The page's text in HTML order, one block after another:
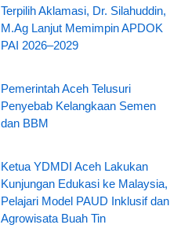
Terpilih Aklamasi, Dr. Silahuddin,
M.Ag Lanjut Memimpin APDOK
PAI 2026–2029
Pemerintah Aceh Telusuri
Penyebab Kelangkaan Semen
dan BBM
Ketua YDMDI Aceh Lakukan
Kunjungan Edukasi ke Malaysia,
Pelajari Model PAUD Inklusif dan
Agrowisata Buah Tin